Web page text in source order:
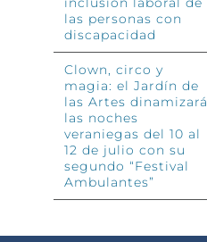
las personas con
discapacidad
Clown, circo y
magia: el Jardín de
las Artes dinamizará
las noches
veraniegas del 10 al
12 de julio con su
segundo “Festival
Ambulantes”